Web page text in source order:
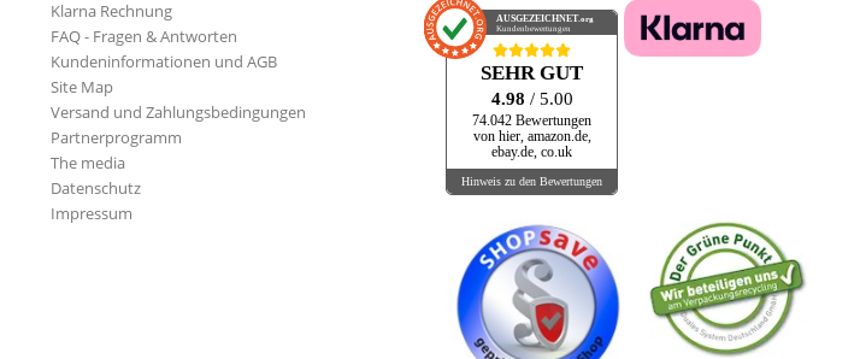
Klarna Rechnung
FAQ - Fragen & Antworten
Kundeninformationen und AGB
Site Map
Versand und Zahlungsbedingungen
Partnerprogramm
The media
Datenschutz
Impressum
AUSGEZEICHNET.org
Kundenbewertungen
SEHR GUT
4.98 / 5.00
74.042 Bewertungen
von hier, amazon.de,
ebay.de, co.uk
Hinweis zu den Bewertungen